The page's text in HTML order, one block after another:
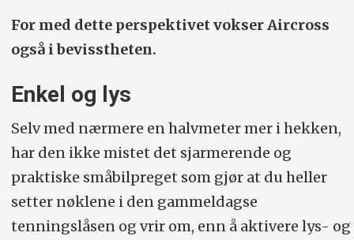
For med dette perspektivet vokser Aircross
også i bevisstheten.
Enkel og lys
Selv med nærmere en halvmeter mer i hekken,
har den ikke mistet det sjarmerende og
praktiske småbilpreget som gjør at du heller
setter nøklene i den gammeldagse
tenningslåsen og vrir om, enn å aktivere lys- og